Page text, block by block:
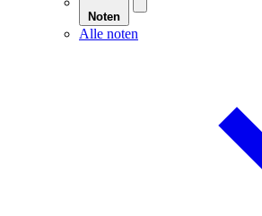
Noten
Alle noten